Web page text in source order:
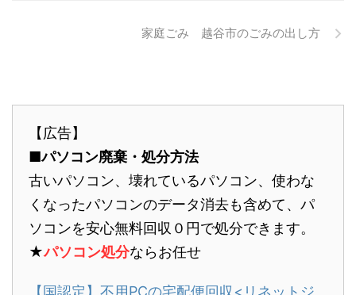
家庭ごみ 越谷市のごみの出し方
【広告】
■パソコン廃棄・処分方法
古いパソコン、壊れているパソコン、使わな
くなったパソコンのデータ消去も含めて、パ
ソコンを安心無料回収０円で処分できます。
★パソコン処分ならお任せ
【国認定】不用PCの宅配便回収<リネットジ